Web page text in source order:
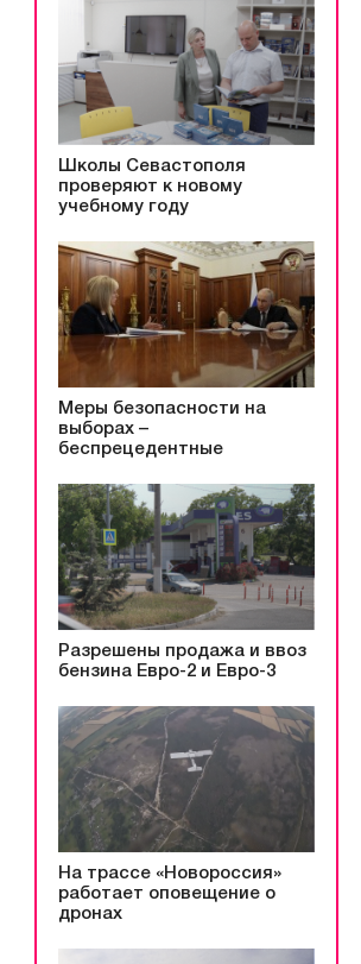
Школы Севастополя
проверяют к новому
учебному году
Меры безопасности на
выборах –
беспрецедентные
Разрешены продажа и ввоз
бензина Евро-2 и Евро-3
На трассе «Новороссия»
работает оповещение о
дронах